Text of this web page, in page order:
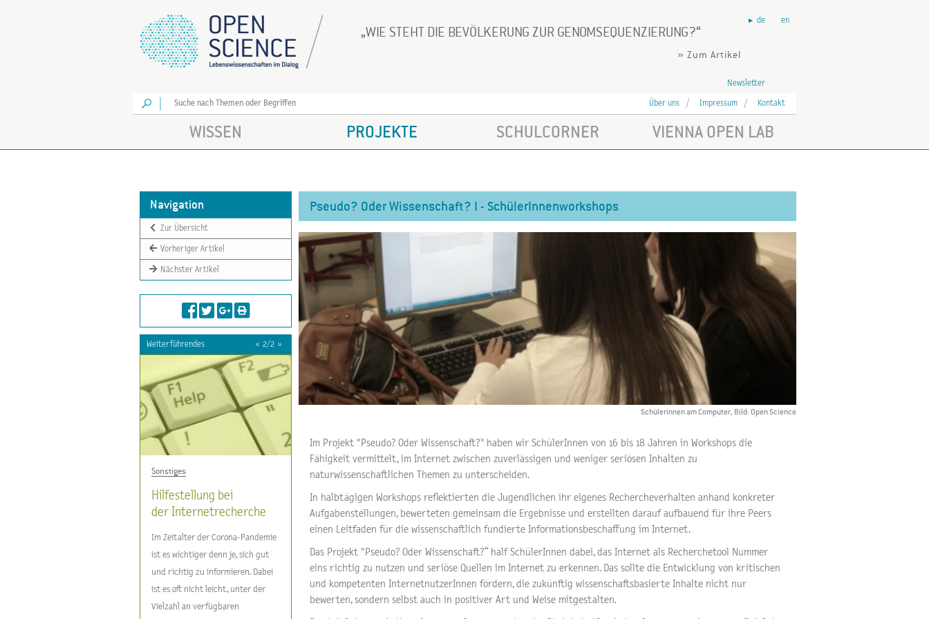
WIE STEHT DIE BEVÖLKERUNG ZUR GENOMSEQUENZIERUNG?
» Zum Artikel
de en
Newsletter
Los
Über uns Impressum Kontakt
WISSEN PROJEKTE SCHULCORNER VIENNA OPEN LAB
Navigation
Zur Übersicht
Vorheriger Artikel
Nächster Artikel
Weiterführendes « 2/2 »
Projektbeschreibung
Pseudo? Oder
Wissenschaft? II -
Sonstiges
Hilfestellung bei
der Internetrecherche
Im Zeitalter der Corona-Pandemie
ist es wichtiger denn je, sich gut
und richtig zu informieren. Dabei
ist es oft nicht leicht, unter der
Vielzahl an verfügbaren
Pseudo? Oder Wissenschaft? I - SchülerInnenworkshops
Schülerinnen am Computer, Bild: Open Science
Im Projekt "Pseudo? Oder Wissenschaft?" haben wir SchülerInnen von 16 bis 18 Jahren in Workshops die
Fähigkeit vermittelt, im Internet zwischen zuverlässigen und weniger seriösen Inhalten zu
naturwissenschaftlichen Themen zu unterscheiden.
In halbtägigen Workshops reflektierten die Jugendlichen ihr eigenes Rechercheverhalten anhand konkreter
Aufgabenstellungen, bewerteten gemeinsam die Ergebnisse und erstellten darauf aufbauend für ihre Peers
einen Leitfaden für die wissenschaftlich fundierte Informationsbeschaffung im Internet.
Das Projekt "Pseudo? Oder Wissenschaft?“ half SchülerInnen dabei, das Internet als Recherchetool Nummer
eins richtig zu nutzen und seriöse Quellen im Internet zu erkennen. Das sollte die Entwicklung von kritischen
und kompetenten InternetnutzerInnen fördern, die zukünftig wissenschaftsbasierte Inhalte nicht nur
bewerten, sondern selbst auch in positiver Art und Weise mitgestalten.